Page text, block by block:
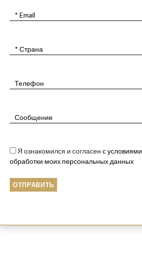
ЦАРСТВЕННЫЙ ЛЕВ
Я ознакомился и согласен с условиями
обработки моих персональных данных